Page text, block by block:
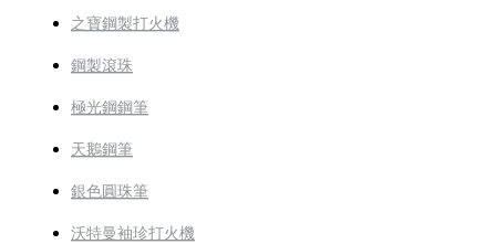
之寶鋼製打火機
鋼製滾珠
極光鋼鋼筆
天鵝鋼筆
銀色圓珠筆
沃特曼袖珍打火機